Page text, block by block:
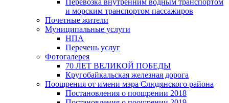
Перевозка внутренним водным транспортом
и морским транспортом пассажиров
Почетные жители
Муниципальные услуги
НПА
Перечень услуг
Фотогалерея
70 ЛЕТ ВЕЛИКОЙ ПОБЕДЫ
Кругобайкальская железная дорога
Поощрения от имени мэра Слюдянского района
Постановления о поощрении 2018